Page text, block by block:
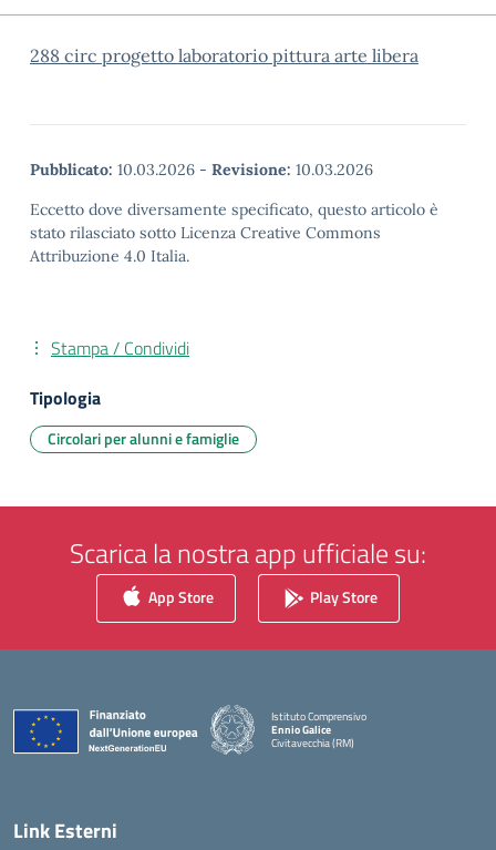
288 circ progetto laboratorio pittura arte libera
Pubblicato: 10.03.2026 - Revisione: 10.03.2026
Eccetto dove diversamente specificato, questo articolo è
stato rilasciato sotto Licenza Creative Commons
Attribuzione 4.0 Italia.
Stampa / Condividi
Tipologia
Circolari per alunni e famiglie
Scarica la nostra app ufficiale su:
App Store Play Store
Istituto Comprensivo
Ennio Galice
Civitavecchia (RM)
Link Esterni